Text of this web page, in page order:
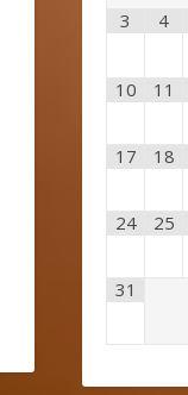
3 4
10 11
17 18
24 25
31